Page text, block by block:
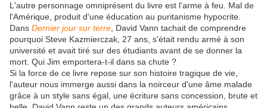
L'autre personnage omniprésent du livre est l'arme à feu. Mal de
l'Amérique, produit d'une éducation au puritanisme hypocrite.
Dans Dernier jour sur terre , David Vann tachait de comprendre
pourquoi Steve Kazmierczak, 27 ans, s'était rendu armé à son
université et avait tiré sur des étudiants avant de se donner la
mort. Qui Jim emportera-t-il dans sa chute ?
Si la force de ce livre repose sur son histoire tragique de vie,
l'auteur nous immerge aussi dans la noirceur d'une âme malade
grâce à un style sans égal, une écriture sans concession, brute et